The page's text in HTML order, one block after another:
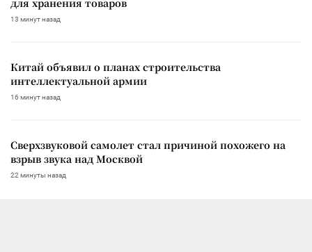
13 минут назад
Китай объявил о планах строительства
интеллектуальной армии
16 минут назад
Сверхзвуковой самолет стал причиной похожего на
взрыв звука над Москвой
22 минуты назад